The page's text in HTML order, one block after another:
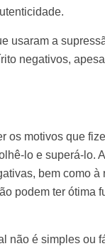
usaram a
negativos,
os motivos que
lo e superá-lo.
bem como à
podem ter ótima
não é simples ou